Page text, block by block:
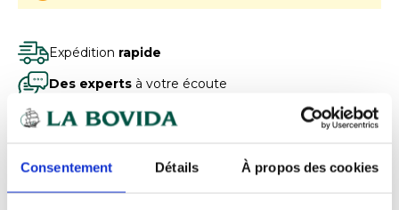
Consentement Détails À propos des cookies
Expédition rapide
Des experts à votre écoute
Paiement100% sécurisé